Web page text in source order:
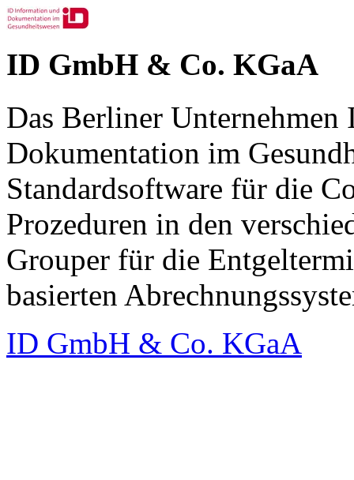
ID GmbH & Co. KGaA
Das Berliner
Dokumentation im
Standardsoftware für die
Prozeduren in den
Grouper für die
basierten
ID GmbH & Co. KGaA